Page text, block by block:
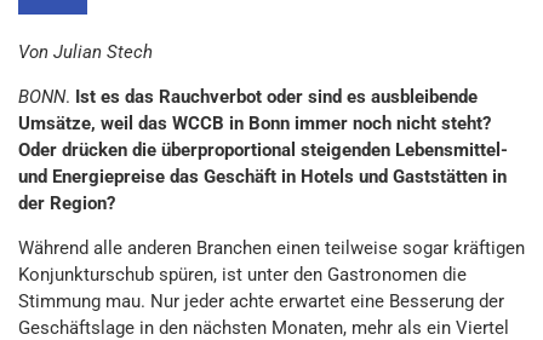
Von Julian Stech
BONN. Ist es das Rauchverbot oder sind es ausbleibende
Umsätze, weil das WCCB in Bonn immer noch nicht steht?
Oder drücken die überproportional steigenden Lebensmittel-
und Energiepreise das Geschäft in Hotels und Gaststätten in
der Region?
Während alle anderen Branchen einen teilweise sogar kräftigen
Konjunkturschub spüren, ist unter den Gastronomen die
Stimmung mau. Nur jeder achte erwartet eine Besserung der
Geschäftslage in den nächsten Monaten, mehr als ein Viertel